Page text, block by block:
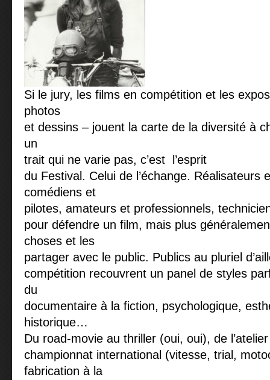
Si le jury, les films en compétition et les
photos
et dessins – jouent la carte de la diversité à
un
trait qui ne varie pas, c’est l’esprit
du Festival. Celui de l’échange. Réalisateurs
comédiens et
pilotes, amateurs et professionnels,
pour défendre un film, mais plus
choses et les
partager avec le public. Publics au pluriel
compétition recouvrent un panel de styles
du
documentaire à la fiction, psychologique,
historique…
Du road-movie au thriller (oui, oui), de
championnat international (vitesse, trial,
fabrication à la